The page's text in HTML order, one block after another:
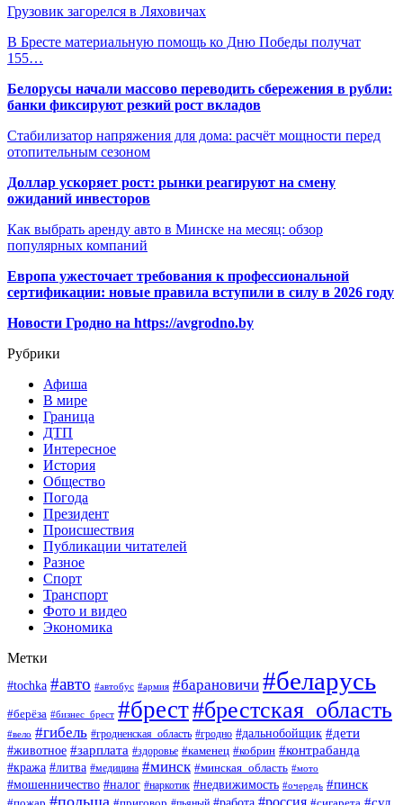
Грузовик загорелся в Ляховичах
В Бресте материальную помощь ко Дню Победы получат
155…
Белорусы начали массово переводить сбережения в рубли:
банки фиксируют резкий рост вкладов
Стабилизатор напряжения для дома: расчёт мощности перед
отопительным сезоном
Доллар ускоряет рост: рынки реагируют на смену
ожиданий инвесторов
Как выбрать аренду авто в Минске на месяц: обзор
популярных компаний
Европа ужесточает требования к профессиональной
сертификации: новые правила вступили в силу в 2026 году
Новости Гродно на https://avgrodno.by
Рубрики
Афиша
В мире
Граница
ДТП
Интересное
История
Общество
Погода
Президент
Происшествия
Публикации читателей
Разное
Спорт
Транспорт
Фото и видео
Экономика
Метки
#tochka #авто #автобус #армия #барановичи #беларусь
#берёза #бизнес_брест #брест#брестская_область
#вело #гибель #гродненская_область #гродно #дальнобойщик #дети
#животное #зарплата #здоровье #каменец #кобрин #контрабанда
#кража #литва #медицина #минск #минская_область #мото
#мошенничество #налог #наркотик #недвижимость #очередь #пинск
#польша #россия